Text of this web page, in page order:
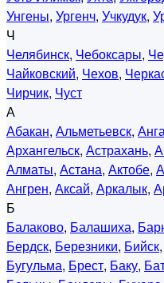
Унгены, Ургенч, Учкудук,
Ч
Челябинск, Чебоксары,
Чайковский, Чехов,
Чирчик, Чуст
А
Абакан, Альметьевск,
Архангельск, Астрахань,
Алматы, Астана, Актобе,
Ангрен, Аксай, Аркалык,
Б
Балаково, Балашиха,
Бердск, Березники, Бийск,
Бугульма, Брест, Баку,